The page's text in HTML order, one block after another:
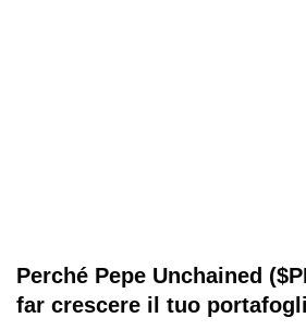
Perché Pepe Unchained
far crescere il tuo